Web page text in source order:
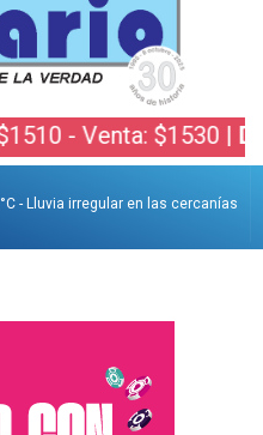
Venta: $1530 |DÓLAR
- Lluvia irregular en las cercanías